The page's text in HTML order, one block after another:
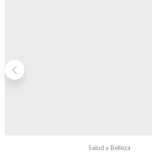
Salud y Belleza